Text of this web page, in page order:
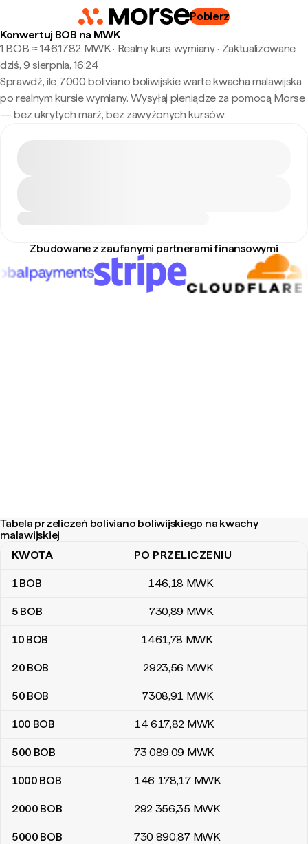
Pobierz
Konwertuj BOB na MWK
1 BOB ≈ 146,1782 MWK · Realny kurs wymiany· Zaktualizowane
dziś, 9 sierpnia, 16:24
Sprawdź, ile 7000 boliviano boliwijskie warte kwacha malawijska
po realnym kursie wymiany. Wysyłaj pieniądze za pomocą Morse
— bez ukrytych marż, bez zawyżonych kursów.
Zbudowane z zaufanymi partnerami finansowymi
Tabela przeliczeń boliviano boliwijskiego na kwachy
malawijskiej
Tabela przeliczeń boliviano boliwijskiego na kwachy malawijskiej
KWOTA PO PRZELICZENIU
1BOB 146,18 MWK
5 BOB 730,89 MWK
10 BOB 1461,78 MWK
20 BOB 2923,56 MWK
50 BOB 7308,91 MWK
100 BOB 14 617,82 MWK
500 BOB 73 089,09 MWK
1000 BOB 146 178,17 MWK
2000 BOB 292 356,35 MWK
5000 BOB 730 890,87 MWK